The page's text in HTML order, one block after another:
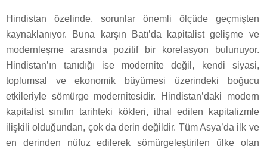
Hindistan özelinde, sorunlar önemli ölçüde geçmişten
kaynaklanıyor. Buna karşın Batı’da kapitalist gelişme ve
modernleşme arasında pozitif bir korelasyon bulunuyor.
Hindistan’ın tanıdığı ise modernite değil, kendi siyasi,
toplumsal ve ekonomik büyümesi üzerindeki boğucu
etkileriyle sömürge modernitesidir. Hindistan’daki modern
kapitalist sınıfın tarihteki kökleri, ithal edilen kapitalizmle
ilişkili olduğundan, çok da derin değildir. Tüm Asya’da ilk ve
en derinden nüfuz edilerek sömürgeleştirilen ülke olan